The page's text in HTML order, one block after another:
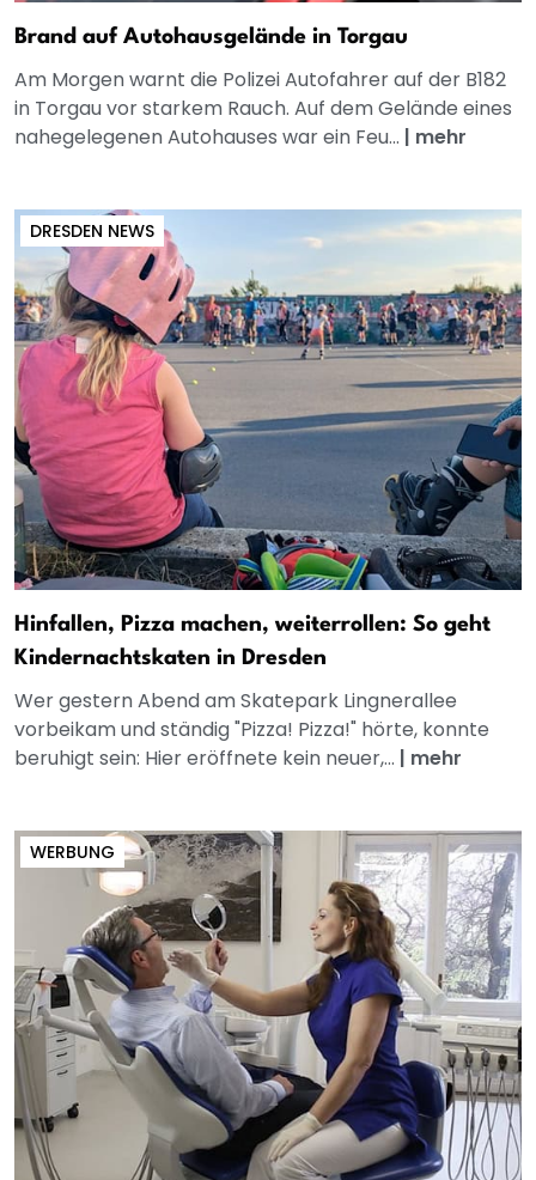
Brand auf Autohausgelände in Torgau
Am Morgen warnt die Polizei Autofahrer auf der B182
in Torgau vor starkem Rauch. Auf dem Gelände eines
nahegelegenen Autohauses war ein Feu... | mehr
DRESDEN NEWS
Hinfallen, Pizza machen, weiterrollen: So geht
Kindernachtskaten in Dresden
Wer gestern Abend am Skatepark Lingnerallee
vorbeikam und ständig "Pizza! Pizza!" hörte, konnte
beruhigt sein: Hier eröffnete kein neuer,... | mehr
WERBUNG